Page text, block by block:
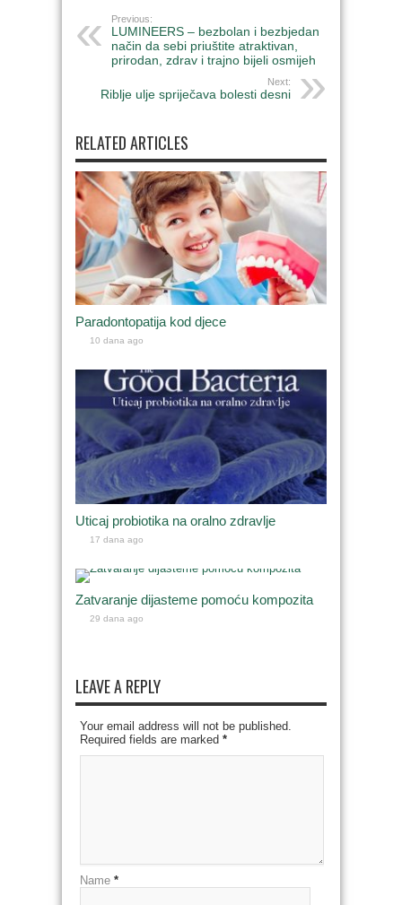
Previous:
LUMINEERS – bezbolan i bezbjedan
način da sebi priuštite atraktivan,
prirodan, zdrav i trajno bijeli osmijeh
Next:
Riblje ulje spriječava bolesti desni
RELATED ARTICLES
Paradontopatija kod djece
10 dana ago
Uticaj probiotika na oralno zdravlje
17 dana ago
Zatvaranje dijasteme pomoću kompozita
29 dana ago
LEAVE A REPLY
Your email address will not be published.
Required fields are marked *
Name *